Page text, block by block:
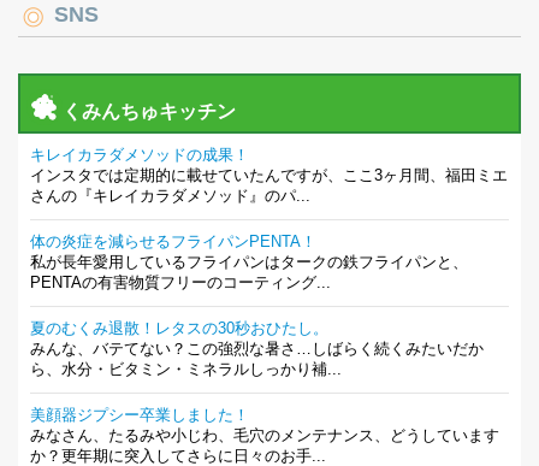
SNS
くみんちゅキッチン
キレイカラダメソッドの成果！
インスタでは定期的に載せていたんですが、ここ3ヶ月間、福田ミエ
さんの『キレイカラダメソッド』のパ...
体の炎症を減らせるフライパンPENTA！
私が長年愛用しているフライパンはタークの鉄フライパンと、
PENTAの有害物質フリーのコーティング...
夏のむくみ退散！レタスの30秒おひたし。
みんな、バテてない？この強烈な暑さ…しばらく続くみたいだか
ら、水分・ビタミン・ミネラルしっかり補...
美顔器ジプシー卒業しました！
みなさん、たるみや小じわ、毛穴のメンテナンス、どうしています
か？更年期に突入してさらに日々のお手...